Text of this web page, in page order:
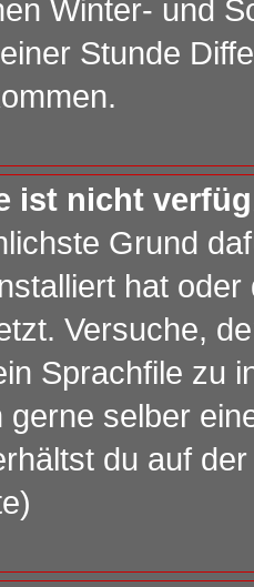
Winter- und
Stunde
ist nicht
Grund
hat
Versuche,
Sprachfile zu
gerne selber
du auf